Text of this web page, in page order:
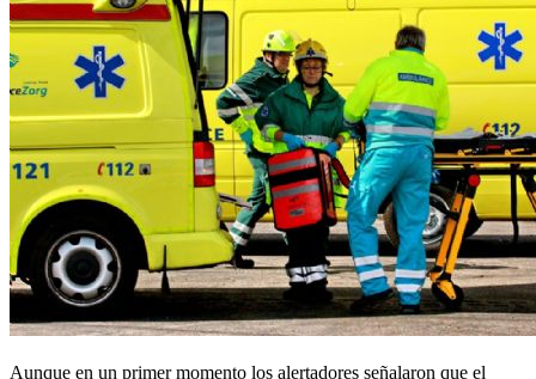
Aunque en un primer momento los alertadores señalaron que el